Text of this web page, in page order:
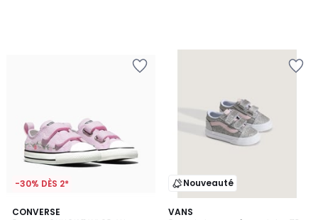
-30% DÈS 2*
CONVERSE
Nouveauté
VANS